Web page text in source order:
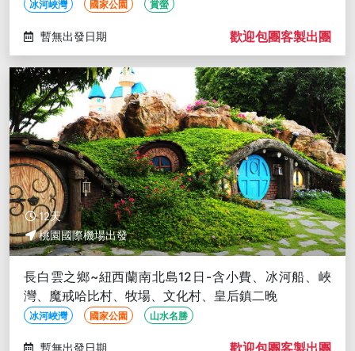
冰河峽灣 國家公園 賞螢
暫無出發日期 歡迎包團客製出團
12天
桃園國際機場出發
長白雲之鄉~紐西蘭南北島12日-含小費、冰河船、峽
灣、魔戒哈比村、牧場、文化村、皇后鎮二晚
冰河峽灣 國家公園 山水名勝
暫無出發日期